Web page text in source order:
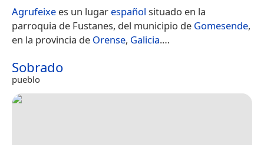
Agrufeixe es un lugar​ español situado en la
parroquia de Fustanes, del municipio de Gomesende,
en la provincia de Orense, Galicia.​​…
Sobrado
pueblo